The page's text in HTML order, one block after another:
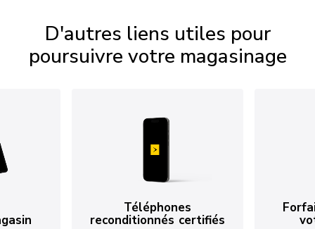
D'autres liens utiles pour
poursuivre votre magasinage
Téléphones
reconditionnés certifiés